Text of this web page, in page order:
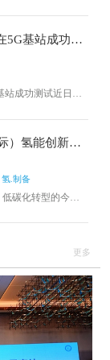
制氢系统成功实
示范项目是中国
范项目。国家电网
责人表示。
5G基站成功测
站成功测试近日，
障测试成功。据
系统在该领域的
用电源主要使用
普遍存在使用寿
航能力差、后期
的大规模建设推
解决当前备用...
）氢能创新与
氢.制备
碳化转型的今
环境污染、促进
可发挥积极作
体系、应对环境
源安全等具有重
更多